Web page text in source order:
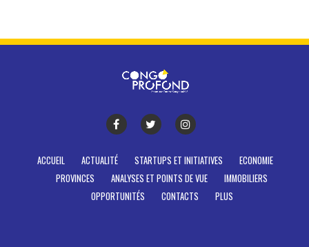
ACCUEIL ACTUALITÉ STARTUPS ET INITIATIVES
ECONOMIE
PROVINCES
ANALYSES ET POINTS DE VUE
IMMOBILIERS
OPPORTUNITÉS
CONTACTS PLUS